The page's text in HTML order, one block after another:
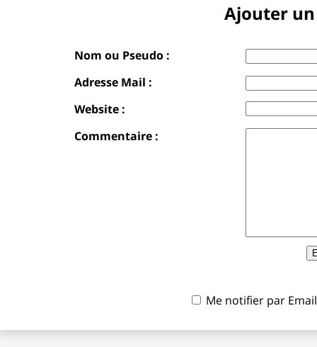
Ajouter
Nom ou Pseudo :
Adresse Mail :
Website :
Commentaire :
Me notifier par